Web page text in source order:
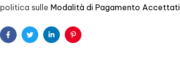
politica sulle Modalità di Pagamento Accettati
FacebookTwitterLinkedinPinterest